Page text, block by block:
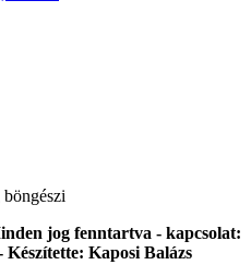
jog fenntartva - kapcsolat:
Készítette: Kaposi Balázs